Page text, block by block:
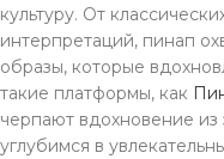
культуру. От
интерпретаций, пинап
образы, которые
такие платформы, как
черпают вдохновение из
углубимся в